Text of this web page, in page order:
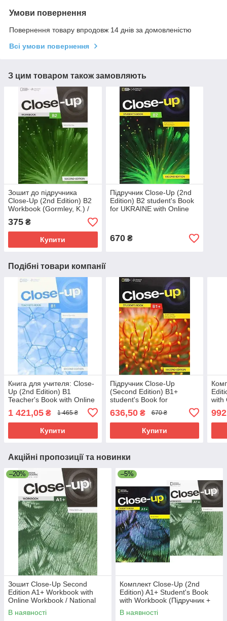
Умови повернення
Повернення товару впродовж 14 днів за домовленістю
Всі умови повернення
З цим товаром також замовляють
Зошит до підручника
Close-Up (2nd Edition) B2
Workbook (Gormley, K.) /
Cengage Learning
375 ₴
Купити
Підручник Close-Up (2nd
Edition) B2 student's Book
for UKRAINE with Online
670₴
Подібні товари компанії
Книга для учителя: Close-
Up (2nd Edition) B1
Teacher's Book with Online
Video / Gormley
1 421,05 ₴ 1 465 ₴
Купити
Підручник Close-Up
(Second Edition) B1+
student's Book for
student's Zone / для
України
636,50₴ 670 ₴
Купити
with
Акційні пропозиції та новинки
–20%
Зошит Close-Up Second
Edition A1+ Workbook with
Online Workbook / National
Geographic - Cengage
Learning
В наявності
–5%
Комплект Close-Up (2nd
Edition) A1+ Student's Book
with Workbook (Підручник +
зошит) Montse Watkin
В наявності